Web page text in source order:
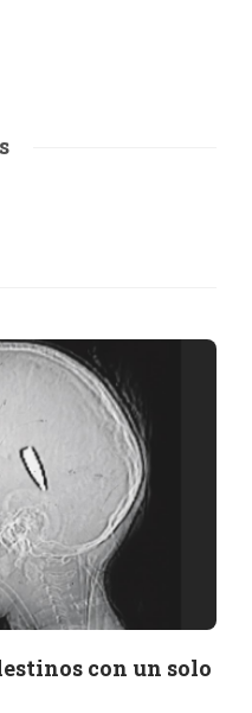
con un solo